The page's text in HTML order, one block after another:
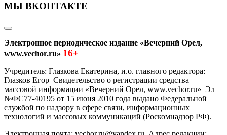
МЫ ВКОНТАКТЕ
Электронное периодическое издание «Вечерний Орел,
www.vechor.ru» 16+
Учредитель: Глазкова Екатерина, и.о. главного редактора:
Глазков Егор Свидетельство о регистрации средства
массовой информации «Вечерний Орел, www.vechor.ru» Эл
№ФС77-40195 от 15 июня 2010 года выдано Федеральной
службой по надзору в сфере связи, информационных
технологий и массовых коммуникаций (Роскомнадзор РФ).